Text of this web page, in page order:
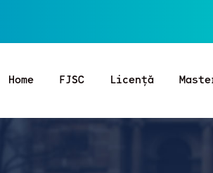
Home FJSC Licență